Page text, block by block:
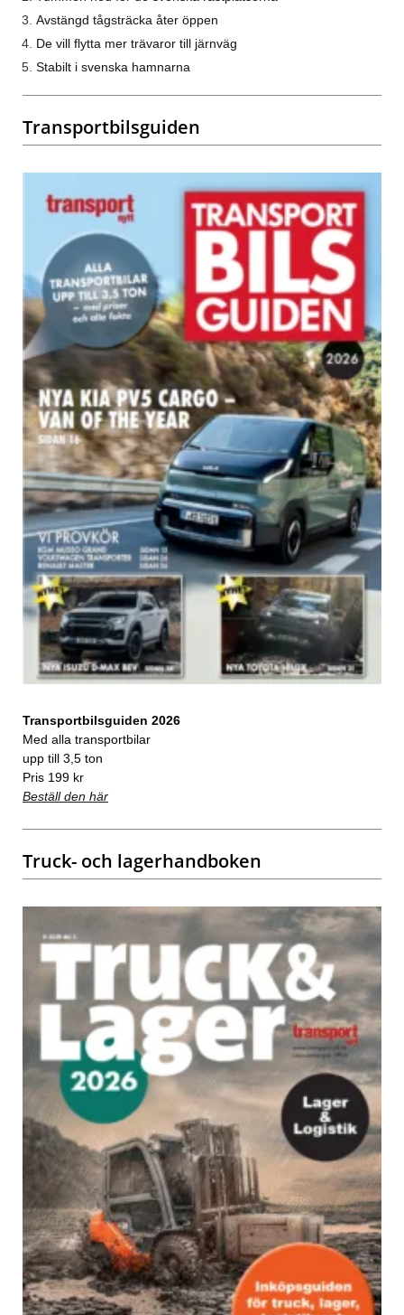
Avstängd tågsträcka åter öppen
De vill flytta mer trävaror till järnväg
Stabilt i svenska hamnarna
Transportbilsguiden
Transportbilsguiden 2026
Med alla transportbilar
upp till 3,5 ton
Pris 199 kr
Beställ den här
Truck- och lagerhandboken